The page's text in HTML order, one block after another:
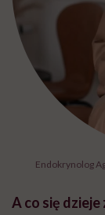
Endokrynolog
A co się dzieje